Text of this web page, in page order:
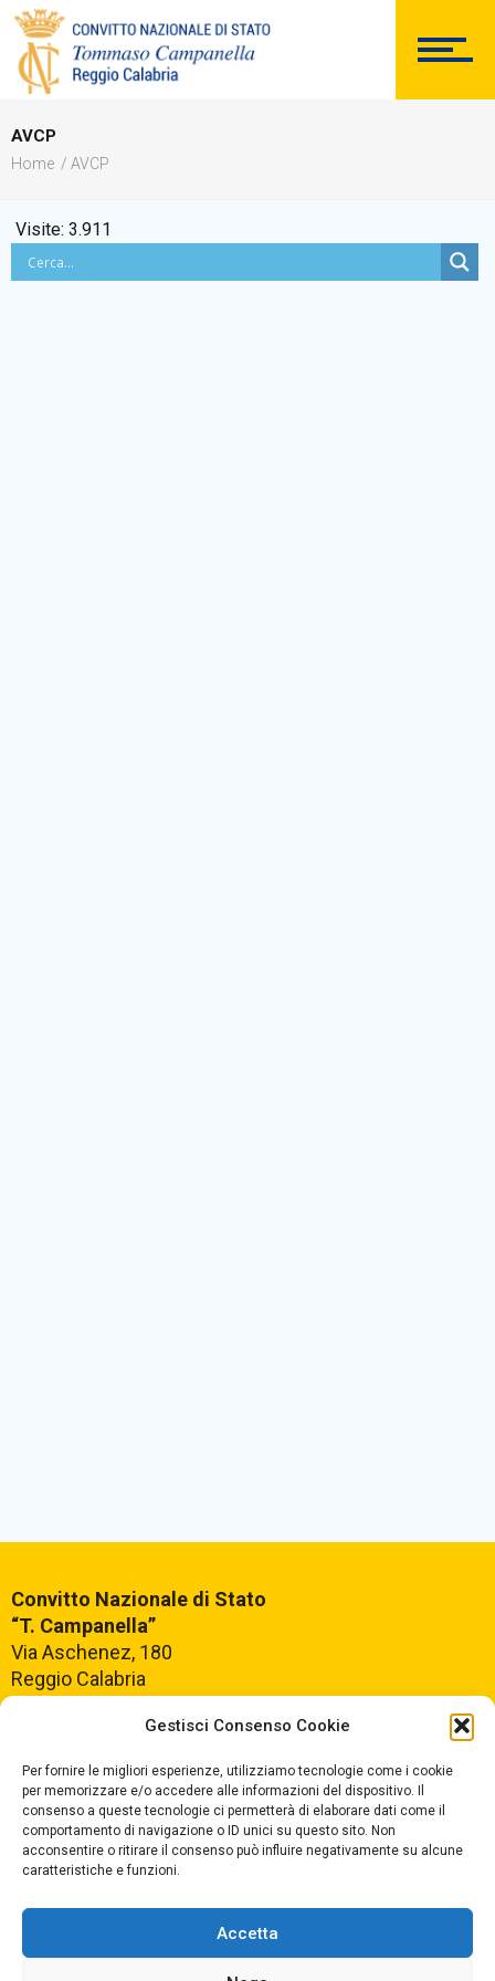
Gestisci Consenso Cookie
Per fornire le migliori esperienze, utilizziamo tecnologie come i cookie
per memorizzare e/o accedere alle informazioni del dispositivo. Il
consenso a queste tecnologie ci permetterà di elaborare dati come il
comportamento di navigazione o ID unici su questo sito. Non
acconsentire o ritirare il consenso può influire negativamente su alcune
caratteristiche e funzioni.
Accetta
SEGRETERIA
AVCP
Home AVCP
Visite: 3.911
Convitto Nazionale di Stato
“T. Campanella”
Via Aschenez, 180
Reggio Calabria
Segreteria +39096520527
Fax +390965499420
E-mail:rcvc010005@istruzione.it
ORARIO DI APERTURA